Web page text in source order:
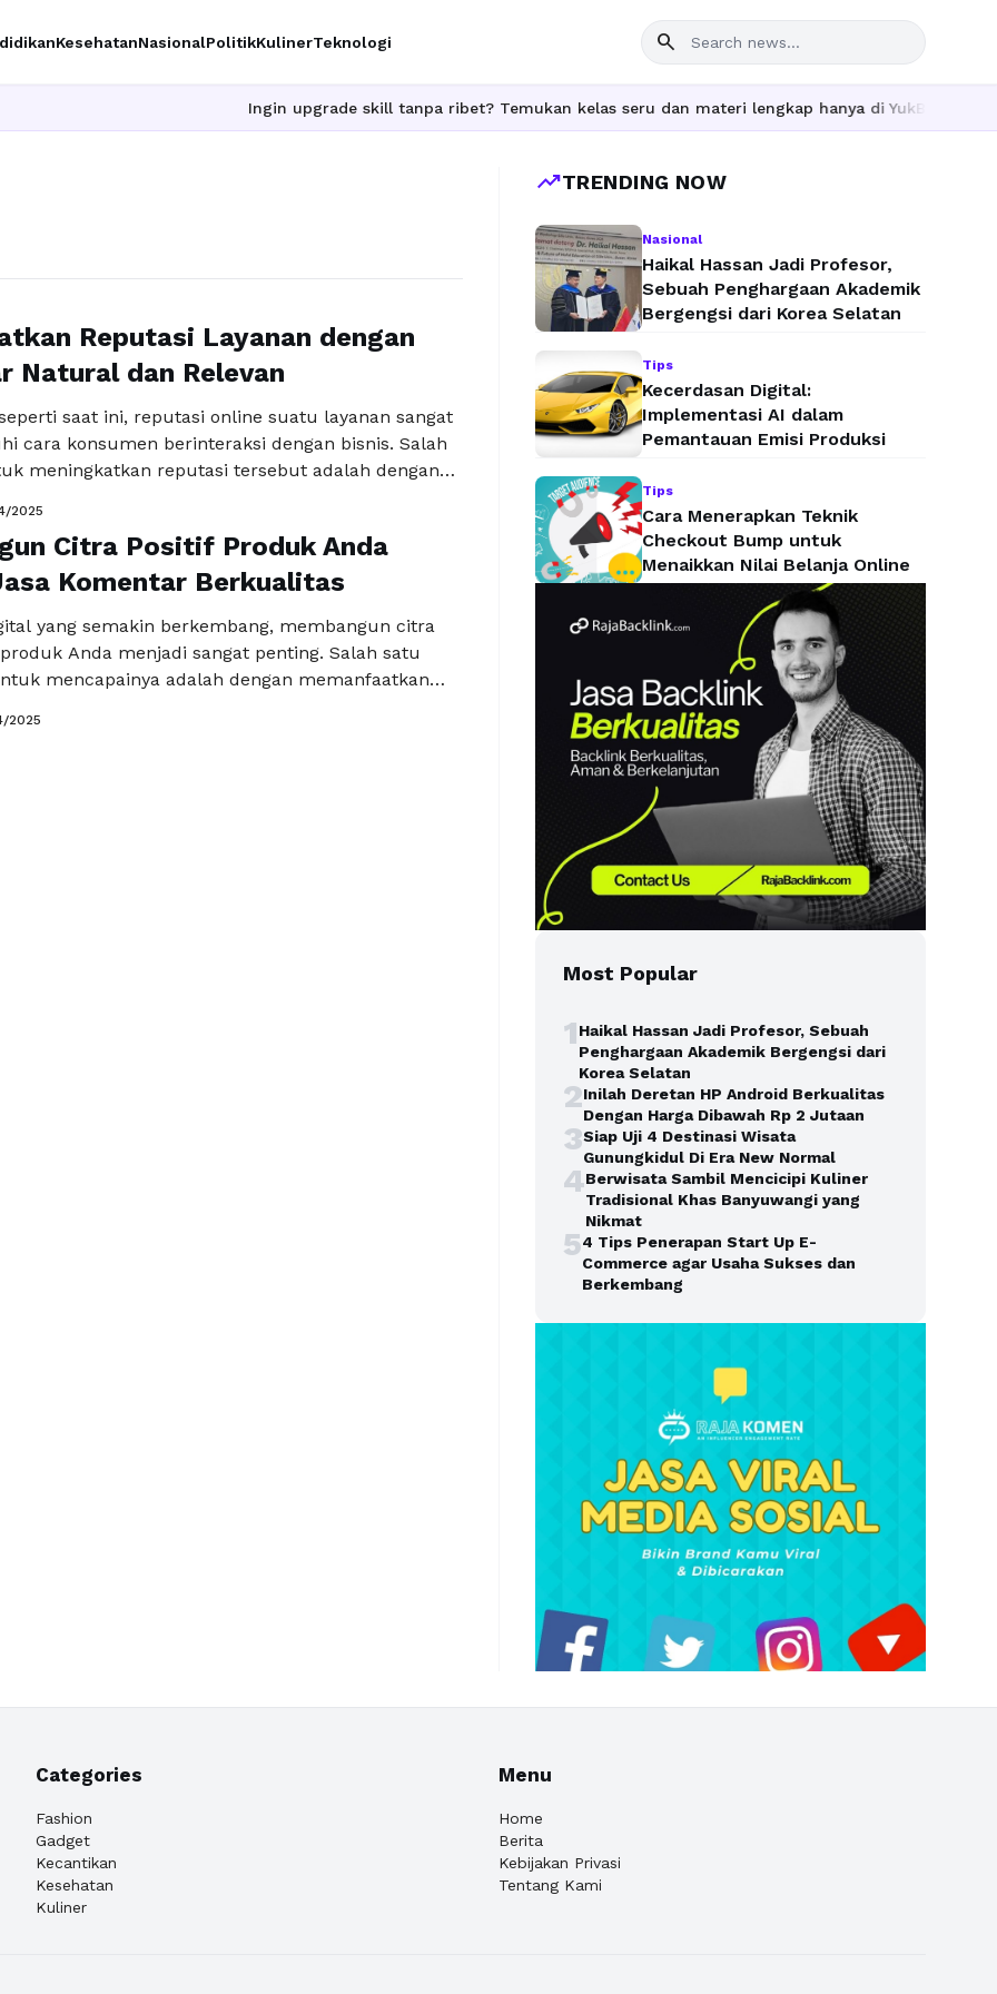
KesehatanNasionalPolitikKulinerTeknologi search
Ingin upgrade skill tanpa ribet? Temukan kelas seru dan materi lengkap hanya di YukBelajar.com.
Reputasi Layanan dengan
Natural dan Relevan
saat ini, reputasi online suatu layanan sangat
cara konsumen berinteraksi dengan bisnis. Salah
meningkatkan reputasi tersebut adalah dengan
jasa komentar untuk layanan. Komentar yang
dapat memberikan dampak positif, tidak
merek, tetapi juga dalam menarik perhatian
Mengapa komentar menjadi …Baca
2025
Citra Positif Produk Anda
Komentar Berkualitas
yang semakin berkembang, membangun citra
Anda menjadi sangat penting. Salah satu
mencapainya adalah dengan memanfaatkan
berkualitas. Jasa komentar untuk produk dapat
perhatian pelanggan potensial, meningkatkan
2025
trending_upTRENDING NOW
Nasional
Haikal Hassan Jadi Profesor,
Sebuah Penghargaan Akademik
Bergengsi dari Korea Selatan
Tips
Kecerdasan Digital:
Implementasi AI dalam
Pemantauan Emisi Produksi
Tips
Cara Menerapkan Teknik
Checkout Bump untuk
Menaikkan Nilai Belanja Online
Most Popular
1Haikal Hassan Jadi Profesor, Sebuah
Penghargaan Akademik Bergengsi dari
Korea Selatan
2Inilah Deretan HP Android Berkualitas
Dengan Harga Dibawah Rp 2 Jutaan
3Siap Uji 4 Destinasi Wisata
Gunungkidul Di Era New Normal
4Berwisata Sambil Mencicipi Kuliner
Tradisional Khas Banyuwangi yang
Nikmat
54 Tips Penerapan Start Up E-
Commerce agar Usaha Sukses dan
Berkembang
Categories
Fashion
Gadget
Kecantikan
Kesehatan
Kuliner
Menu
Home
Berita
Kebijakan Privasi
Tentang Kami